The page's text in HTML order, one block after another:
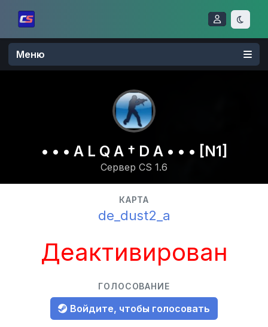
Меню
• • • A L Q A † D A • • • [N1]
Сервер CS 1.6
КАРТА
de_dust2_a
Деактивирован
ГОЛОСОВАНИЕ
Войдите, чтобы голосовать